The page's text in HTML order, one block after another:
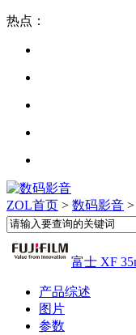
热点：
ZOL首页 > 数码影音
富士 XF
产品综述
图片
参数